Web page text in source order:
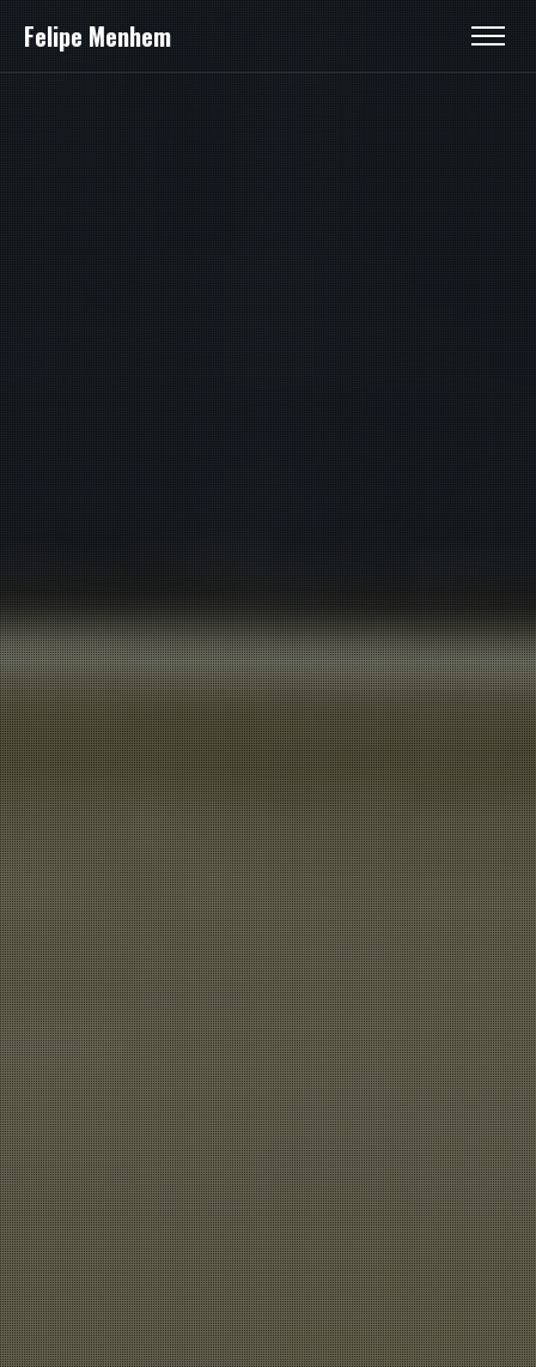
Felipe Menhem